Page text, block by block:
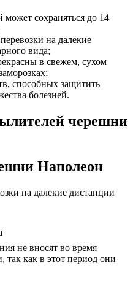
может сохраняться до 14
на далекие
вида;
в свежем, сухом
способных защитить
болезней.
черешни
Наполеон
на далекие дистанции
не вносят во время
так как в этот период они